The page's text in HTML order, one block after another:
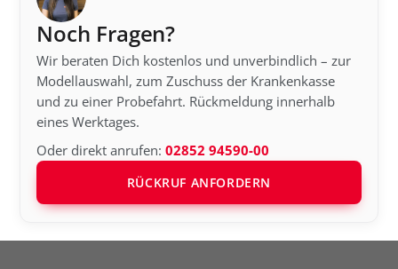
Noch Fragen?
Wir beraten Dich kostenlos und unverbindlich – zur
Modellauswahl, zum Zuschuss der Krankenkasse
und zu einer Probefahrt. Rückmeldung innerhalb
eines Werktages.
Oder direkt anrufen:02852 94590-00
RÜCKRUF ANFORDERN